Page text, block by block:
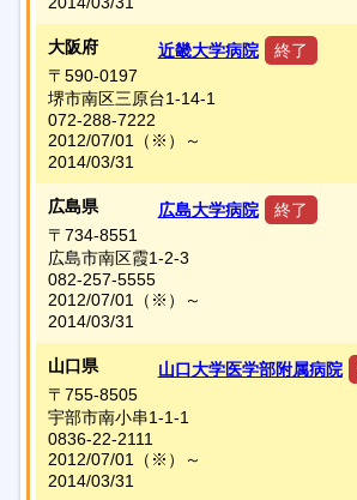
大阪府 近畿大学病院
終了
〒590-0197
堺市南区三原台1-14-1
072-288-7222
2012/07/01
（※）
～
2014/03/31
広島県 広島大学病院
終了
〒734-8551
広島市南区霞1-2-3
082-257-5555
2012/07/01
（※）
～
2014/03/31
山口県 山口大学医学部附属病院
〒755-8505
宇部市南小串1-1-1
0836-22-2111
2012/07/01
（※）
～
2014/03/31